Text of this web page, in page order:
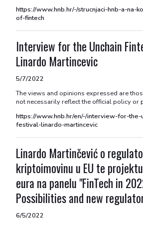
https://www.hnb.hr/-/strucnjaci-hnb-a-na-
of-fintech
Interview for the Unchain
Linardo Martincevic
5/7/2022
The views and opinions expressed are
not necessarily reflect the official policy or
https://www.hnb.hr/en/-/interview-for-the-
festival-linardo-martincevic
Linardo Martinčević o
kriptoimovinu u EU te
eura na panelu "FinTech in
Possibilities and new
6/5/2022